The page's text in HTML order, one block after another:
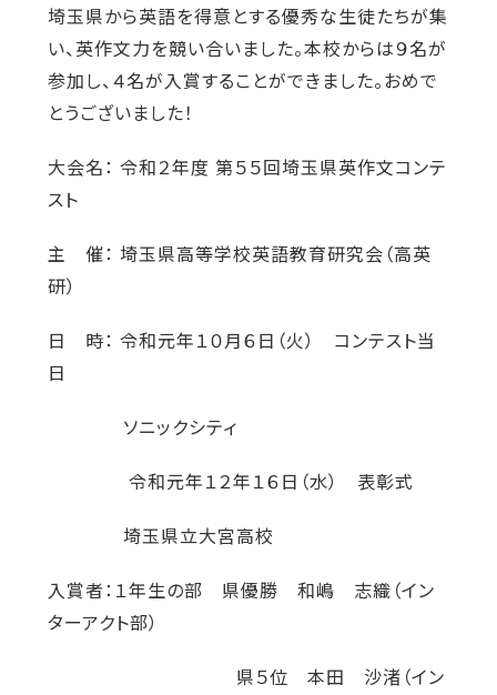
埼玉県から英語を得意とする優秀な生徒たちが集
い、英作文力を競い合いました。本校からは９名が
参加し、４名が入賞することができました。おめで
とうございました！
大会名： 令和２年度 第５５回埼玉県英作文コンテ
スト
主 催： 埼玉県高等学校英語教育研究会（高英
研）
日 時： 令和元年１０月６日（火） コンテスト当
日
ソニックシティ
令和元年１２年１６日（水） 表彰式
埼玉県立大宮高校
入賞者：１年生の部 県優勝 和嶋 志織（イン
ターアクト部）
県５位 本田 沙渚（イン